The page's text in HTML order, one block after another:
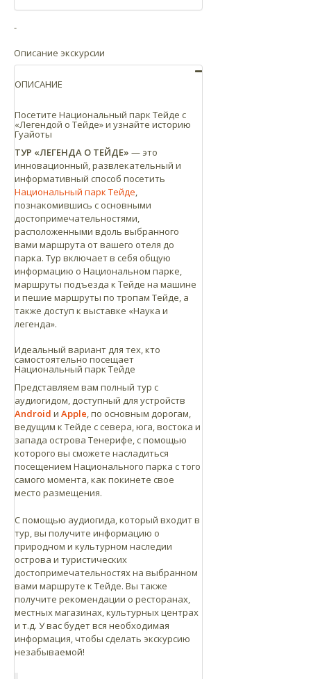
По шоссе TF-21 из Вилафлор до
Национального парка Тейде,
зон Плайя-де-Лас-Америкас и Лос-
Кристианос.
Если вы находитесь рядом с Санта-Крус
или Ла-Лагуна
По шоссе TF-24 от Ла-Лагуна до
Портильо-де-ла-Вилья (шоссе
Эсперанса), которое пересекается с
шоссе TF-21, соединенное с базовой
станцией Канатной дороги на 43 км.
Дистанция
Тейде приблизительно находится в часе
езды на машине от любой точки острова.
Санта-Крус: 64 км
Ла-Лагуна: 55 км
Пуэрто-де-ла-Крус: 45 км
Лос-Кристианос: 47 км
-
Описание экскурсии
ОПИСАНИЕ
Посетите Национальный парк Тейде с
«Легендой о Тейде» и узнайте историю
Гуайоты
ТУР «ЛЕГЕНДА О ТЕЙДЕ» — это
инновационный, развлекательный и
информативный способ посетить
Национальный парк Тейде
познакомившись с основными
достопримечательностями,
расположенными вдоль выбранного
вами маршрута от вашего отеля до
парка. Тур включает в себя общую
информацию о Национальном парке,
маршруты подъезда к Тейде на машине
и пешие маршруты по тропам Тейде, а
также доступ к выставке «Наука и
легенда».
Идеальный вариант для тех, кто
самостоятельно посещает
Национальный парк Тейде
Представляем вам полный тур с
аудиогидом, доступный для устройств
Android и Apple , по основным дорогам,
ведущим к Тейде с севера, юга, востока и
запада острова Тенерифе, с помощью
которого вы сможете насладиться
посещением Национального парка с того
самого момента, как покинете свое
место размещения.
С помощью аудиогида, который входит в
тур, вы получите информацию о
природном и культурном наследии
острова и туристических
достопримечательностях на выбранном
вами маршруте к Тейде. Вы также
получите рекомендации о ресторанах,
местных магазинах, культурных центрах
и т.д. У вас будет вся необходимая
информация, чтобы сделать экскурсию
незабываемой!